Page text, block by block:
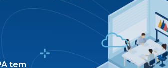
Serviço
gestor